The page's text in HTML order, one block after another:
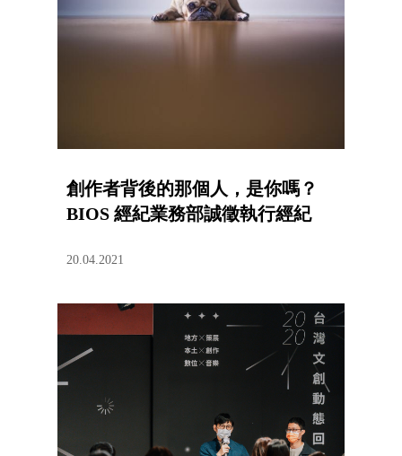
創作者背後的那個人，是你嗎？
BIOS 經紀業務部誠徵執行經紀
20.04.2021